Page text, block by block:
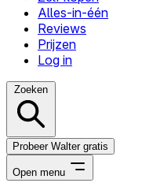
Alles-in-één
Reviews
Prijzen
Log in
Zoeken
Probeer Walter gratis
Open menu